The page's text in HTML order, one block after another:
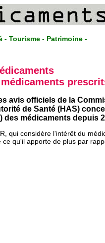
- Tourisme - Patrimoine -
avis officiels de la
de Santé (HAS)
des médicaments depuis
qui considère l'intérêt du
qu'il apporte de plus par